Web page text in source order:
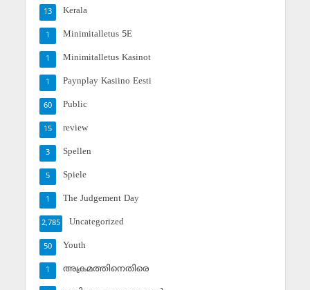
Kerala
13
Minimitalletus 5E
1
Minimitalletus Kasinot
1
Paynplay Kasiino Eesti
1
Public
60
review
15
Spellen
3
Spiele
5
The Judgement Day
1
Uncategorized
2,785
Youth
50
അക്രമത്തിനെതിരെ
1